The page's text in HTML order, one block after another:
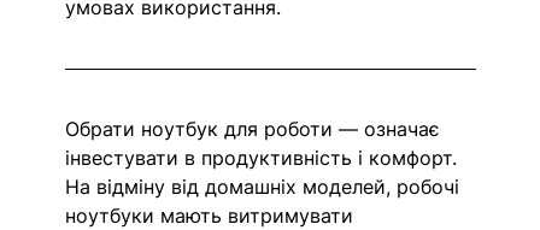
умовах використання.
Обрати ноутбук для роботи — означає
інвестувати в продуктивність і комфорт.
На відміну від домашніх моделей, робочі
ноутбуки мають витримувати